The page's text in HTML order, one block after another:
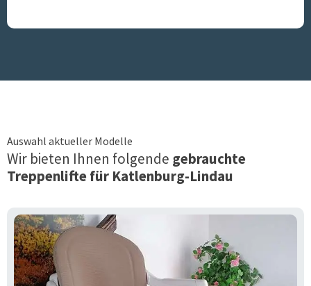
Auswahl aktueller Modelle
Wir bieten Ihnen folgende gebrauchte
Treppenlifte für Katlenburg-Lindau